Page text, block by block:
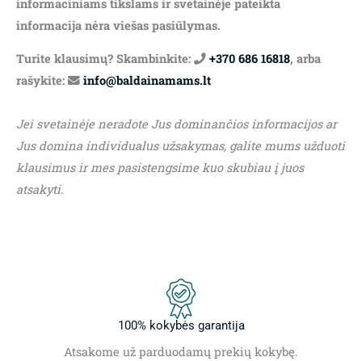
informaciniams tikslams ir svetainėje pateikta
informacija nėra viešas pasiūlymas.
Turite klausimų? Skambinkite: +370 686 16818, arba
rašykite:
info@baldainamams.lt
Jei svetainėje neradote Jus dominančios informacijos ar
Jus domina individualus užsakymas, galite mums užduoti
klausimus ir mes pasistengsime kuo skubiau į juos
atsakyti.
100% kokybės garantija
Atsakome už parduodamų prekių kokybę.